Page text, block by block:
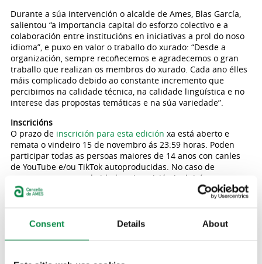
Consent Details About
Durante a súa intervención o alcalde de Ames, Blas García,
salientou “a importancia capital do esforzo colectivo e a
colaboración entre institucións en iniciativas a prol do noso
idioma”, e puxo en valor o traballo do xurado: “Desde a
organización, sempre recoñecemos e agradecemos o gran
traballo que realizan os membros do xurado. Cada ano élles
máis complicado debido ao constante incremento que
percibimos na calidade técnica, na calidade lingüística e no
interese das propostas temáticas e na súa variedade”.
Inscricións
O prazo de inscrición para esta edición xa está aberto e
remata o vindeiro 15 de novembro ás 23:59 horas. Poden
participar todas as persoas maiores de 14 anos con canles
de YouTube e/ou TikTok autoproducidas. No caso de
concorrer menores de idade, a inscrición incluirá a
autorización da persoa titora legal.
en galego e cumprir cos seguintes requisitos: contar como
mínimo cun vídeo subido a partir do 15 de novembro de
2023 co cancelo #youtubeiras; non ter restricións de